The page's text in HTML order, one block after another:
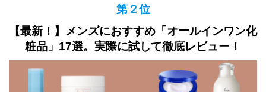
第２位
【最新！】メンズにおすすめ「オールインワン化
粧品」17選。実際に試して徹底レビュー！